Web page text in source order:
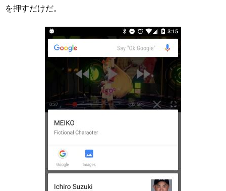
を押すだけだ。